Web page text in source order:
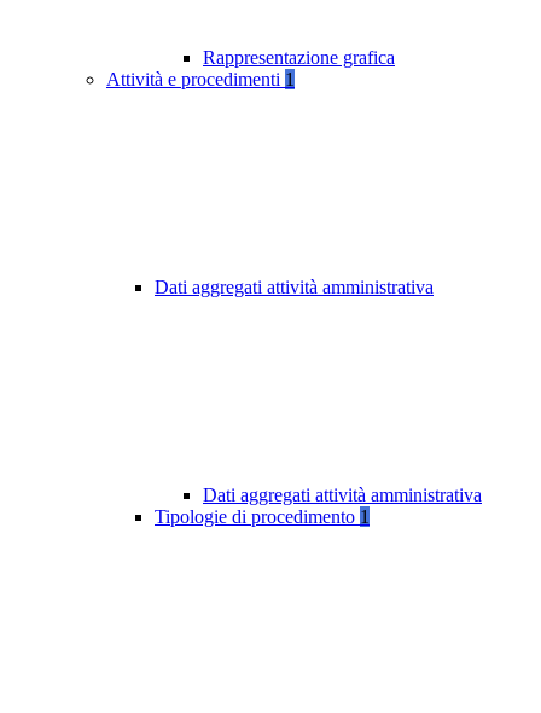
Rappresentazione grafica
Attività e procedimenti 1
Dati aggregati attività amministrativa
Dati aggregati attività amministrativa
Tipologie di procedimento 1